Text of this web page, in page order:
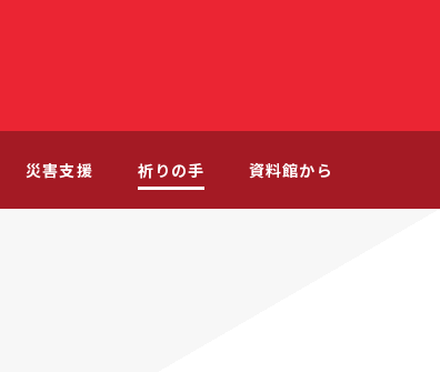
災害支援 祈りの手 資料館から